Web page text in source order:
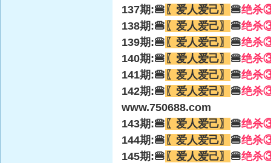
137期:🍔 〖爱人爱己〗 🍔绝杀
138期:🍔 〖爱人爱己〗 🍔绝杀
139期:🍔 〖爱人爱己〗 🍔绝杀
140期:🍔 〖爱人爱己〗 🍔绝杀
141期:🍔 〖爱人爱己〗 🍔绝杀
142期:🍔 〖爱人爱己〗 🍔绝杀
www.750688.com
143期:🍔 〖爱人爱己〗 🍔绝杀
144期:🍔 〖爱人爱己〗 🍔绝杀
145期:🍔 〖爱人爱己〗 🍔绝杀